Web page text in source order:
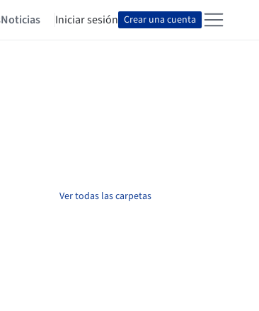
Noticias Iniciar sesión Crear una cuenta
Ver todas las carpetas